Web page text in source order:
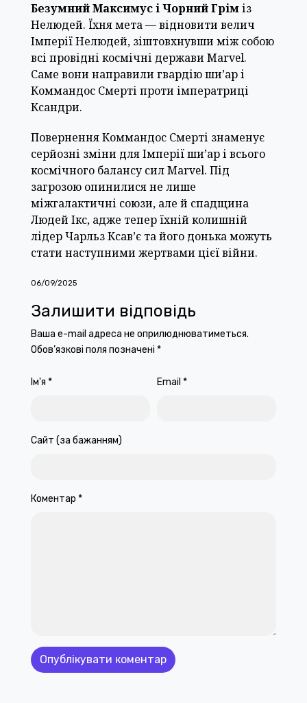
Безумний Максимус і Чорний Гріміз
Нелюдей. Їхня мета — відновити велич
Імперії Нелюдей, зіштовхнувши між собою
всі провідні космічні держави Marvel.
Саме вони направили гвардію ши’ар і
Коммандос Смерті проти імператриці
Ксандри.
Повернення Коммандос Смерті знаменує
серйозні зміни для Імперії ши’ар і всього
космічного балансу сил Marvel. Під
загрозою опинилися не лише
міжгалактичні союзи, але й спадщина
Людей Ікс, адже тепер їхній колишній
лідер Чарльз Ксав’є та його донька можуть
стати наступними жертвами цієї війни.
06/09/2025
Залишити відповідь
Ваша e-mail адреса не оприлюднюватиметься.
Обов’язкові поля позначені *
Ім'я * Email *
Сайт (за бажанням)
Коментар *